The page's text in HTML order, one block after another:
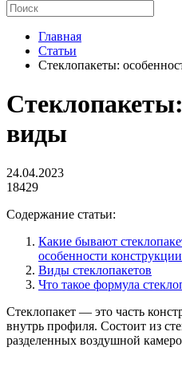
Главная
Статьи
Стеклопакеты:
виды
24.04.2023
18429
Содержание статьи:
Какие бывают
особенности конструкции
Виды стеклопакетов
Что такое формула
Стеклопакет — это часть
внутрь профиля. Состоит из
разделенных воздушной